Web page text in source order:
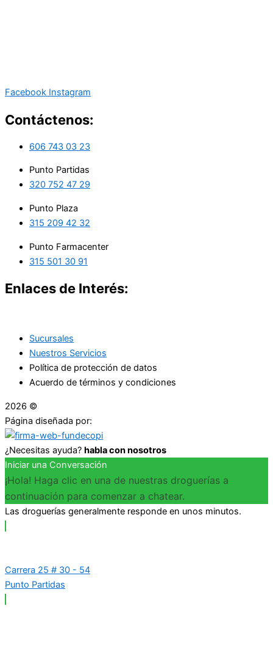
Facebook Instagram
Contáctenos:
606 743 03 23
Punto Partidas
320 752 47 29
Punto Plaza
315 209 42 32
Punto Farmacenter
315 501 30 91
Enlaces de Interés:
Sucursales
Nuestros Servicios
Política de protección de datos
Acuerdo de términos y condiciones
2026 ©
Página diseñada por:
¿Necesitas ayuda? habla con nosotros
Iniciar una Conversación
¡Hola! Haga clic en una de nuestras droguerías a
continuación para comenzar a chatear.
Las droguerías generalmente responde en unos minutos.
Carrera 25 # 30 - 54
Punto Partidas